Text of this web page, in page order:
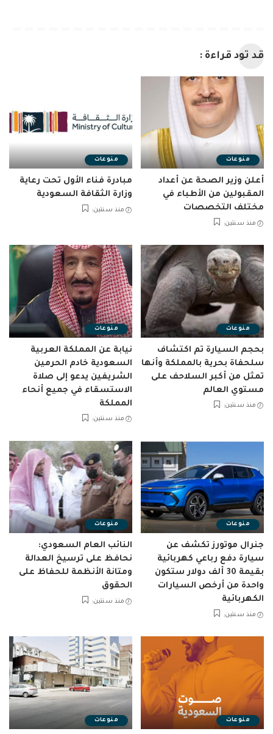
قد تود قراءة :
منوعات
أعلن وزير الصحة عن أعداد
المقبولين من الأطباء في
مختلف التخصصات
منذ سنتين
منوعات
مبادرة فناء الأول تحت رعاية
وزارة الثقافة السعودية
منذ سنتين
منوعات
بحجم السيارة تم اكتشاف
سلحفاة بحرية بالمملكة وأنها
تمثل من أكبر السلاحف على
مستوي العالم
منذ سنتين
منوعات
نيابة عن المملكة العربية
السعودية خادم الحرمين
الشريفين يدعو إلى صلاة
الاستسقاء في جميع أنحاء
المملكة
منذ سنتين
منوعات
جنرال موتورز تكشف عن
سيارة دفع رباعي كهربائية
بقيمة 30 ألف دولار ستكون
واحدة من أرخص السيارات
الكهربائية
منذ سنتين
منوعات
النائب العام السعودي:
نحافظ على ترسيخ العدالة
ومتانة الأنظمة للحفاظ على
الحقوق
منذ سنتين
منوعات منوعات